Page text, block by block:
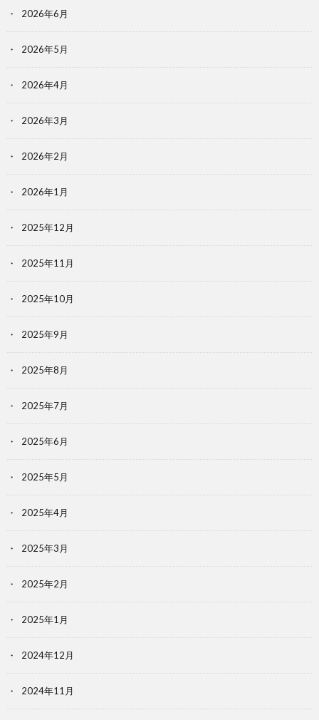
2026年6月
2026年5月
2026年4月
2026年3月
2026年2月
2026年1月
2025年12月
2025年11月
2025年10月
2025年9月
2025年8月
2025年7月
2025年6月
2025年5月
2025年4月
2025年3月
2025年2月
2025年1月
2024年12月
2024年11月